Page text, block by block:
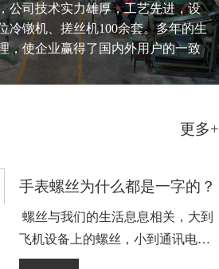
公司技术实力雄厚，工艺先进，设
冷镦机、搓丝机100余套。多年的生
，使企业赢得了国内外用户的一致
更多+
手表螺丝为什么都是一字的？
螺丝与我们的生活息息相关，大到
飞机设备上的螺丝，小到通讯电子
设备手表上的小螺丝。不知道大家